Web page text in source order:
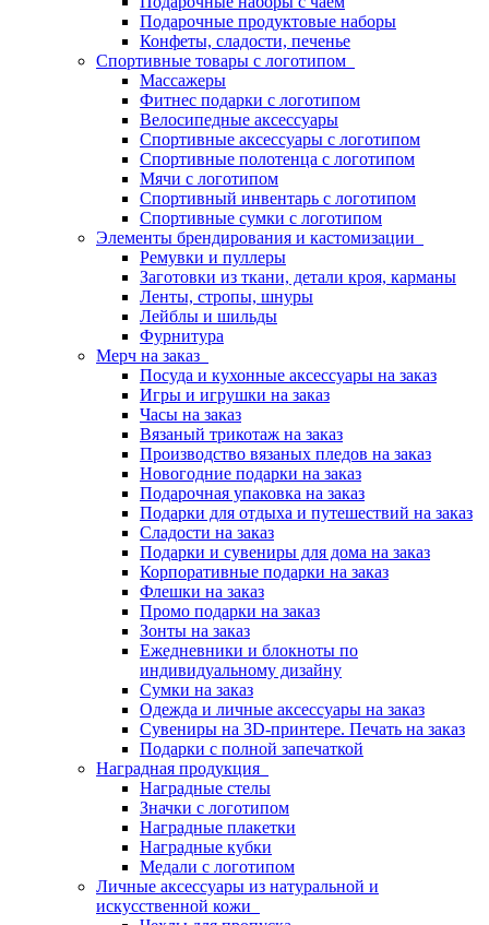
Подарочные продуктовые наборы
Конфеты, сладости, печенье
Спортивные товары с логотипом
Массажеры
Фитнес подарки с логотипом
Велосипедные аксессуары
Спортивные аксессуары с логотипом
Спортивные полотенца с логотипом
Мячи с логотипом
Спортивный инвентарь с логотипом
Спортивные сумки с логотипом
Элементы брендирования и кастомизации
Ремувки и пуллеры
Заготовки из ткани, детали кроя, карманы
Ленты, стропы, шнуры
Лейблы и шильды
Фурнитура
Мерч на заказ
Посуда и кухонные аксессуары на заказ
Игры и игрушки на заказ
Часы на заказ
Вязаный трикотаж на заказ
Производство вязаных пледов на заказ
Новогодние подарки на заказ
Подарочная упаковка на заказ
Подарки для отдыха и путешествий на заказ
Сладости на заказ
Подарки и сувениры для дома на заказ
Корпоративные подарки на заказ
Флешки на заказ
Промо подарки на заказ
Зонты на заказ
Ежедневники и блокноты по
индивидуальному дизайну
Сумки на заказ
Одежда и личные аксессуары на заказ
Сувениры на 3D-принтере. Печать на заказ
Подарки с полной запечаткой
Наградная продукция
Наградные стелы
Значки с логотипом
Наградные плакетки
Наградные кубки
Медали с логотипом
Личные аксессуары из натуральной и
искусственной кожи